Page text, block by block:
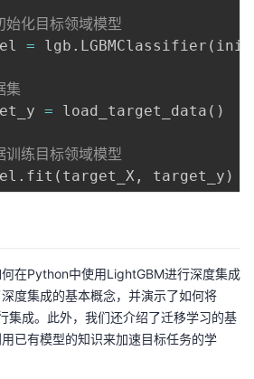
化目标领域模型
= lgb . LGBMClassifier (
集
= load_target_data ( )
练目标领域模型
. fit ( target_X , target_y )
在Python中使用LightGBM进行深度集成
度集成的基本概念，并演示了如何将
集成。此外，我们还介绍了迁移学习的基
已有模型的知识来加速目标任务的学